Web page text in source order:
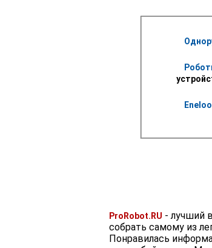
ProRobot.RU - лучший
собрать самому из
Понравилась